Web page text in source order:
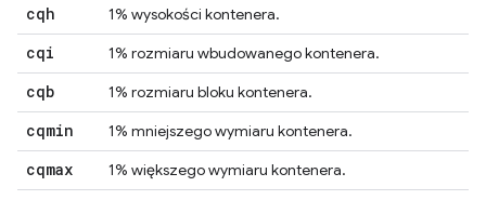
cqh 1% wysokości kontenera.
cqi 1% rozmiaru wbudowanego kontenera.
cqb 1% rozmiaru bloku kontenera.
cqmin 1% mniejszego wymiaru kontenera.
cqmax 1% większego wymiaru kontenera.